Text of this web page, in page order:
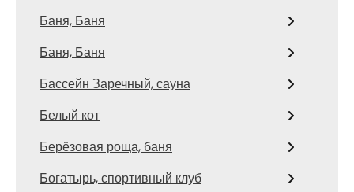
Баня, Баня
Баня, Баня
Бассейн Заречный, сауна
Белый кот
Берёзовая роща, баня
Богатырь, спортивный клуб